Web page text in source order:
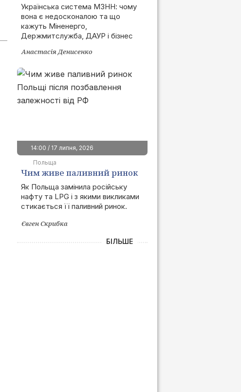
запрацює та як це вплине
на ринок
Українська система МЗНН: чому
вона є недосконалою та що
кажуть Міненерго,
Держмитслужба, ДАУР і бізнес
Анастасія Денисенко
14:00 / 17 липня, 2026
Польща
Чим живе паливний ринок
Польщі після позбавлення
залежності від РФ
Як Польща замінила російську
нафту та LPG і з якими викликами
стикається її паливний ринок.
Євген Скрибка
БІЛЬШЕ